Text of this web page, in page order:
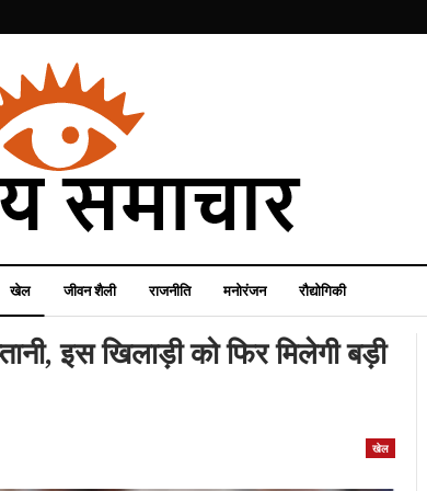
खेल जीवन शैली राजनीति मनोरंजन रौद्योगिकी
इस खिलाड़ी को फिर मिलेगी बड़ी
खेल
पाकिस्तान में आतंकियों के